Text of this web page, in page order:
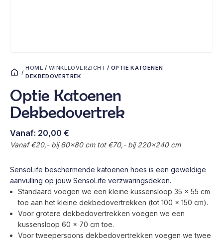
/
HOME /WINKELOVERZICHT /OPTIE KATOENEN
DEKBEDOVERTREK
Optie Katoenen
Dekbedovertrek
Vanaf: 20,00 €
Vanaf €20,- bij 60x80 cm tot €70,- bij 220x240 cm
SensoLife beschermende katoenen hoes is een geweldige
aanvulling op jouw SensoLife verzwaringsdeken.
Standaard voegen we een kleine kussensloop 35 x 55 cm
toe aan het kleine dekbedovertrekken (tot 100 x 150 cm).
Voor grotere dekbedovertrekken voegen we een
kussensloop 60 x 70 cm toe.
Voor tweepersoons dekbedovertrekken voegen we twee